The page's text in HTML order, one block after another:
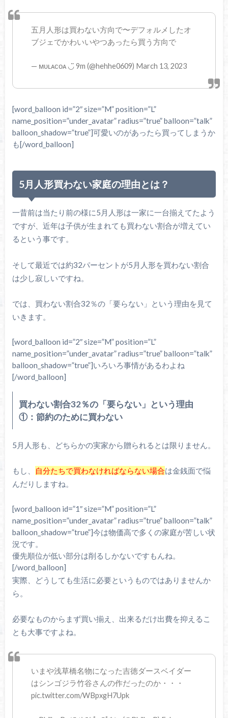
五月人形は買わない方向で〜デフォルメしたオ
ブジェでかわいいやつあったら買う方向で
— ᴍᴜʟᴀᴄᴏᴀ ◡̈ 9m (@hehhe0609) March 13, 2023
[word_balloon id=”2″ size=”M” position=”L”
name_position=”under_avatar” radius=”true” balloon=”talk”
balloon_shadow=”true”]可愛いのがあったら買ってしまうか
も[/word_balloon]
5月人形買わない家庭の理由とは？
一昔前は当たり前の様に5月人形は一家に一台揃えてたよう
ですが、近年は子供が生まれても買わない割合が増えてい
るという事です。
そして最近では約32パーセントが5月人形を買わない割合
は少し寂しいですね。
では、買わない割合32％の「要らない」という理由を見て
いきます。
[word_balloon id=”2″ size=”M” position=”L”
name_position=”under_avatar” radius=”true” balloon=”talk”
balloon_shadow=”true”]いろいろ事情があるわよね
[/word_balloon]
買わない割合32％の「要らない」という理由
①：節約のために買わない
5月人形も、どちらかの実家から贈られるとは限りません。
もし、 自分たちで買わなければならない場合は金銭面で悩
んだりしますね。
[word_balloon id=”1″ size=”M” position=”L”
name_position=”under_avatar” radius=”true” balloon=”talk”
balloon_shadow=”true”]今は物価高で多くの家庭が苦しい状
況です。
優先順位が低い部分は削るしかないですもんね。
[/word_balloon]
実際、どうしても生活に必要というものではありませんか
ら。
必要なものからまず買い揃え、出来るだけ出費を抑えるこ
とも大事ですよね。
いまや浅草橋名物になった吉徳ダースベイダー
はシンゴジラ竹谷さんの作だったのか・・・
pic.twitter.com/WBpxgH7Upk